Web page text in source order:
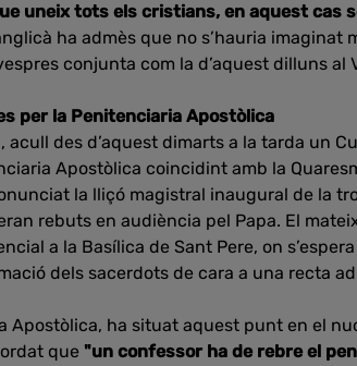
uneix tots els cristians, en aquest cas
ha admès que no s’hauria imaginat
conjunta com la d’aquest dilluns al
per la Penitenciaria Apostòlica
acull des d’aquest dimarts a la tarda un
Apostòlica coincidint amb la
la lliçó magistral inaugural de la
rebuts en audiència pel Papa. El
a la Basílica de Sant Pere, on
dels sacerdots de cara a una recta
Apostòlica, ha situat aquest punt en el
que "un confessor ha de rebre el